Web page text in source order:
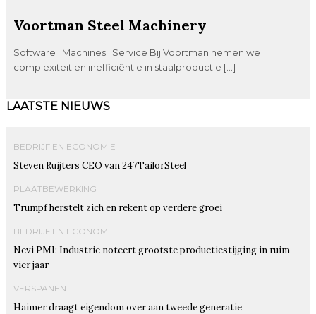
Voortman Steel Machinery
Software | Machines | Service Bij Voortman nemen we
complexiteit en inefficiëntie in staalproductie […]
LAATSTE NIEUWS
BEDRIJF EN ECONOMIE
Steven Ruijters CEO van 247TailorSteel
PLAATBEWERKING
Trumpf herstelt zich en rekent op verdere groei
BEDRIJF EN ECONOMIE
Nevi PMI: Industrie noteert grootste productiestijging in ruim
vier jaar
VERSPANEN
Haimer draagt eigendom over aan tweede generatie